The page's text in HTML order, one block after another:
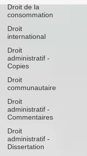
Droit de la
consommation
Droit
international
Droit
administratif -
Copies
Droit
communautaire
Droit
administratif -
Commentaires
Droit
administratif -
Dissertation